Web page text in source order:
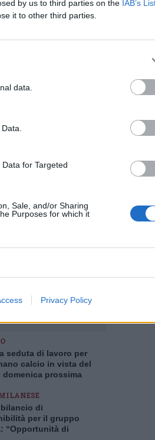
by us to third parties on the IAB’s
it to other third parties.
data.
for Targeted
Sale, and/or Sharing
Purposes for which it
Privacy Policy
Tutti gli eventi
diagosto
territorio e
puntuale.
il pensiero dell'autore e
inclusi nei commenti
pubblicati senza filtro
dal sistema.
seduta di lavoro per
calcio in vista del
domenica prossima
bilancio di
per il gruppo
“Opportunità di